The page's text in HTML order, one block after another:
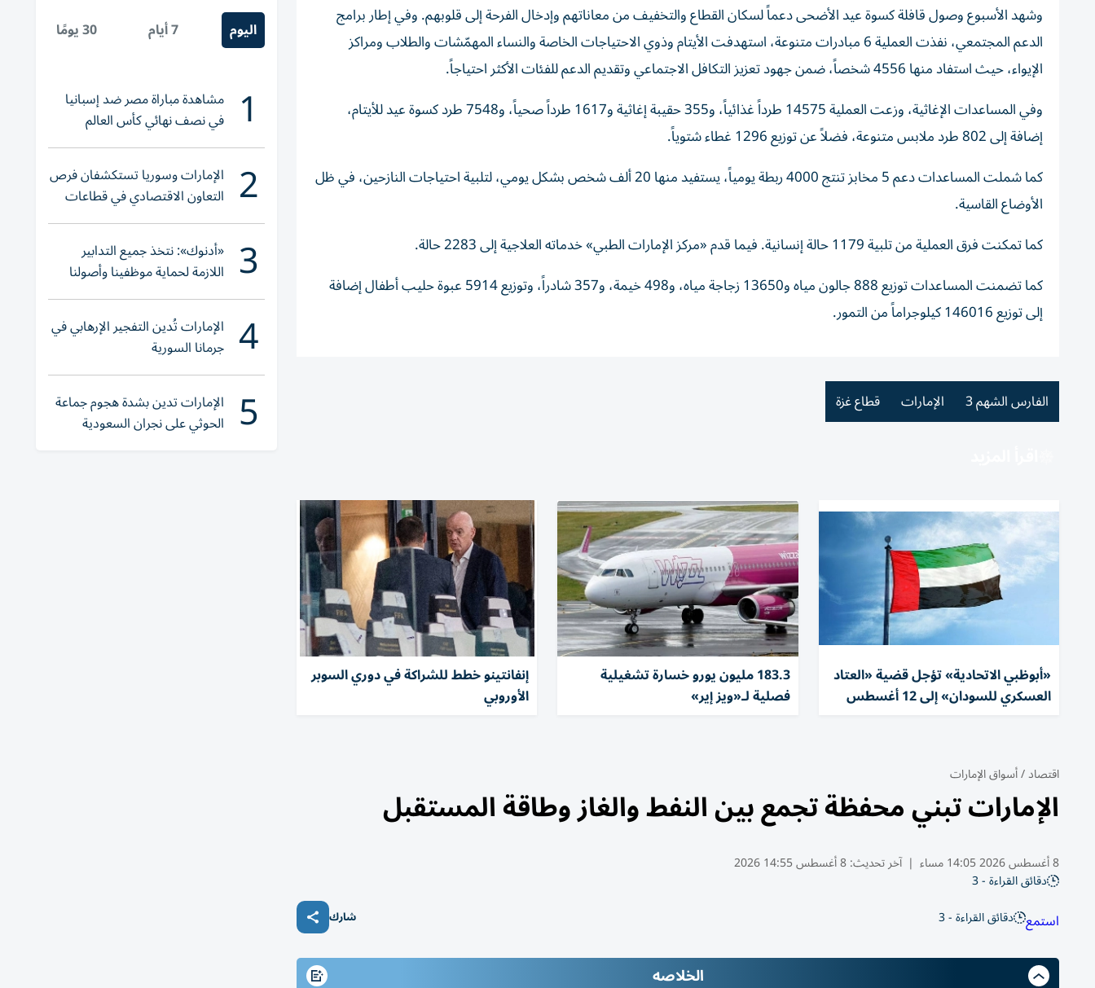
وشهد الأسبوع وصول قافلة كسوة عيد الأضحى دعماً لسكان القطاع والتخفيف من معاناتهم وإدخال الفرحة إلى قلوبهم. وفي إطار برامج
الدعم المجتمعي، نفذت العملية 6 مبادرات متنوعة، استهدفت الأيتام وذوي الاحتياجات الخاصة والنساء المهمّشات والطلاب ومراكز
الإيواء، حيث استفاد منها 4556 شخصاً، ضمن جهود تعزيز التكافل الاجتماعي وتقديم الدعم للفئات الأكثر احتياجاً.
وفي المساعدات الإغاثية، وزعت العملية 14575 طرداً غذائياً، و355 حقيبة إغاثية و1617 طرداً صحياً، و7548 طرد كسوة عيد للأيتام،
إضافة إلى 802 طرد ملابس متنوعة، فضلاً عن توزيع 1296 غطاء شتوياً.
كما شملت المساعدات دعم 5 مخابز تنتج 4000 ربطة يومياً، يستفيد منها 20 ألف شخص بشكل يومي، لتلبية احتياجات النازحين، في ظل
الأوضاع القاسية.
كما تمكنت فرق العملية من تلبية 1179 حالة إنسانية. فيما قدم «مركز الإمارات الطبي» خدماته العلاجية إلى 2283 حالة.
كما تضمنت المساعدات توزيع 888 جالون مياه و13650 زجاجة مياه، و498 خيمة، و357 شادراً، وتوزيع 5914 عبوة حليب أطفال إضافة
إلى توزيع 146016 كيلوجراماً من التمور.
الفارس الشهم 3 الإمارات قطاع غزة
«أبوظبي الاتحادية» تؤجل قضية «العتاد
العسكري للسودان» إلى 12 أغسطس
183.3 مليون يورو خسارة تشغيلية
فصلية لـ«ويز إير»
إنفانتينو خطط للشراكة في دوري السوبر
الأوروبي
اقتصاد/أسواق الإمارات
الإمارات تبني محفظة تجمع بين النفط والغاز وطاقة المستقبل
8 أغسطس 2026 14:05 مساء | آخر تحديث:8 أغسطس 14:55 2026
دقائق القراءة - 3
استمع دقائق القراءة - 3 شارك
الخلاصه
اليوم 7 أيام 30 يومًا
1 مشاهدة مباراة مصر ضد إسبانيا
في نصف نهائي كأس العالم
لناشئات اليد 2026
2 الإمارات وسوريا تستكشفان فرص
التعاون الاقتصادي في قطاعات
حيوية
3 «أدنوك»: نتخذ جميع التدابير
اللازمة لحماية موظفينا وأصولنا
وعملياتنا
4 الإمارات تُدين التفجير الإرهابي في
جرمانا السورية
5 الإمارات تدين بشدة هجوم جماعة
الحوثي على نجران السعودية